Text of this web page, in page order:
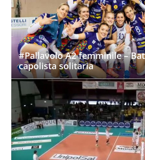
#Pallavolo A2 femminile –
capolista solitaria